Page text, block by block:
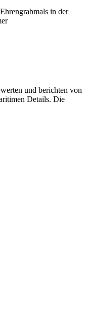
in der
und berichten von
Details. Die